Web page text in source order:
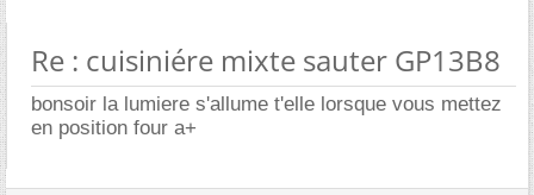
Re : cuisiniére mixte sauter GP13B8
bonsoir la lumiere s'allume t'elle lorsque vous mettez
en position four a+